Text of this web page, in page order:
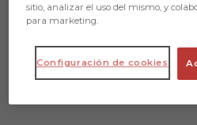
sitio, analizar el uso del mismo, y
para marketing.
Configuración de cookies